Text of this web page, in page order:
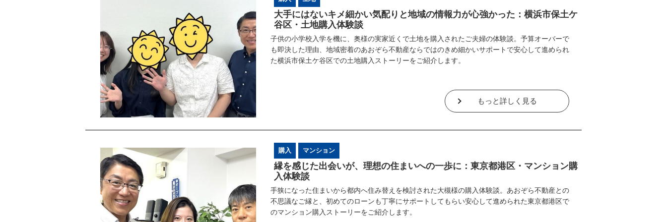
大手にはないキメ細かい気配りと地域の情報力が心強かった：横浜市保土ケ
谷区・土地購入体験談
子供の小学校入学を機に、奥様の実家近くで土地を購入されたご夫婦の体験談。予算オーバーで
も即決した理由、地域密着のあおぞら不動産ならではのきめ細かいサポートで安心して進められ
た横浜市保土ケ谷区での土地購入ストーリーをご紹介します。
もっと詳しく見る
購入 マンション
縁を感じた出会いが、理想の住まいへの一歩に：東京都港区・マンション購
入体験談
手狭になった住まいから都内へ住み替えを検討された大槻様の購入体験談。あおぞら不動産との
不思議なご縁と、初めてのローンも丁寧にサポートしてもらい安心して進められた東京都港区で
のマンション購入ストーリーをご紹介します。